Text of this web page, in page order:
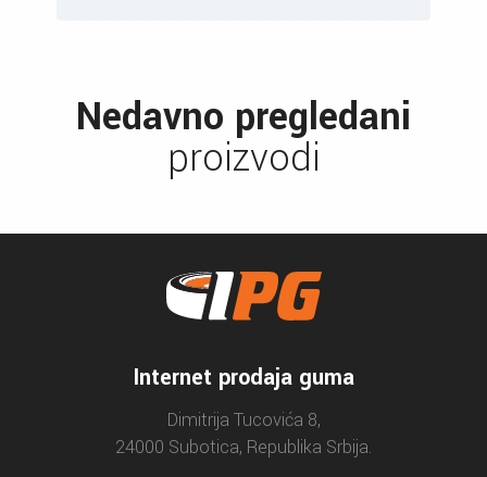
Nedavno pregledani
proizvodi
Internet prodaja guma
Dimitrija Tucovića 8,
24000 Subotica, Republika Srbija.